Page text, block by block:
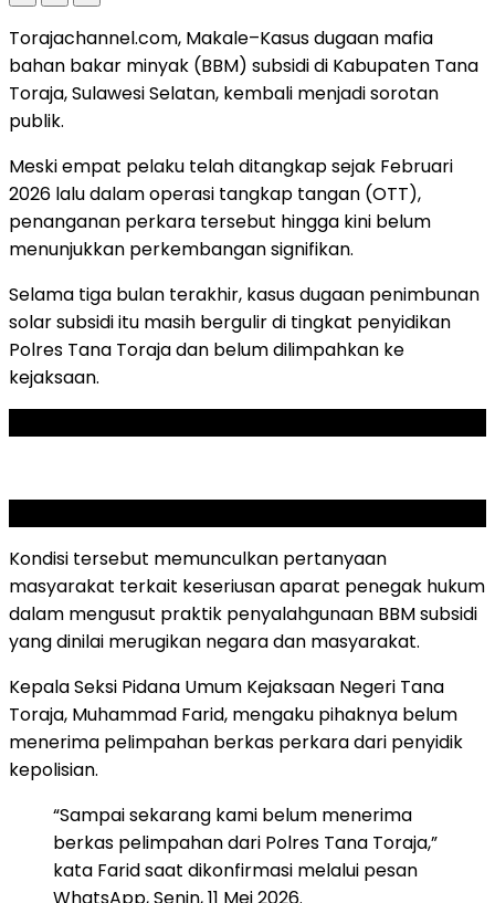
Torajachannel.com, Makale–Kasus dugaan mafia
bahan bakar minyak (BBM) subsidi di Kabupaten Tana
Toraja, Sulawesi Selatan, kembali menjadi sorotan
publik.
Meski empat pelaku telah ditangkap sejak Februari
2026 lalu dalam operasi tangkap tangan (OTT),
penanganan perkara tersebut hingga kini belum
menunjukkan perkembangan signifikan.
Selama tiga bulan terakhir, kasus dugaan penimbunan
solar subsidi itu masih bergulir di tingkat penyidikan
Polres Tana Toraja dan belum dilimpahkan ke
kejaksaan.
Kondisi tersebut memunculkan pertanyaan
masyarakat terkait keseriusan aparat penegak hukum
dalam mengusut praktik penyalahgunaan BBM subsidi
yang dinilai merugikan negara dan masyarakat.
Kepala Seksi Pidana Umum Kejaksaan Negeri Tana
Toraja, Muhammad Farid, mengaku pihaknya belum
menerima pelimpahan berkas perkara dari penyidik
kepolisian.
“Sampai sekarang kami belum menerima
berkas pelimpahan dari Polres Tana Toraja,”
kata Farid saat dikonfirmasi melalui pesan
WhatsApp, Senin, 11 Mei 2026.